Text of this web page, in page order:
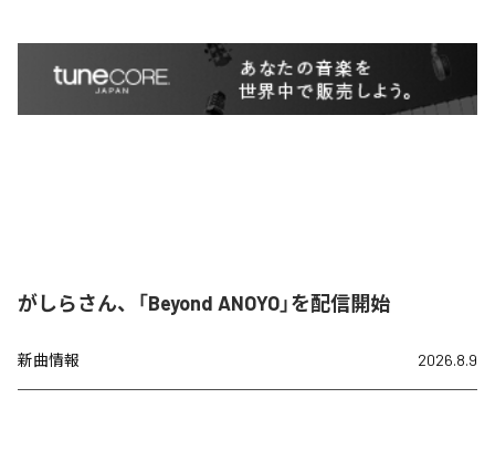
がしらさん、「Beyond ANOYO」を配信開始
新曲情報 2026.8.9